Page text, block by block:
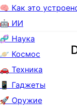
🧠 Как это
🤖 ИИ
🧬 Наука
🪐 Космос
🚗 Техника
📱 Гаджеты
🚀 Оружие